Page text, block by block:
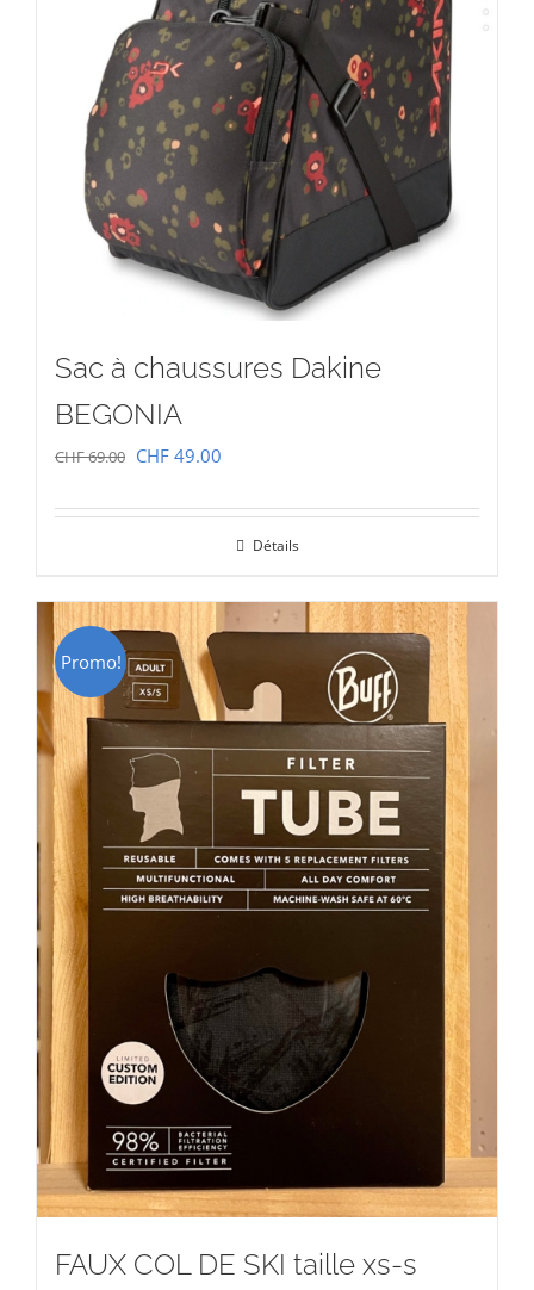
Sac à chaussures Dakine
BEGONIA
CHF69.00 Le
CHF 69.00.
CHF 49.00
CHF 49.00.
Détails
Promo!
FAUX COL DE SKI taille xs-s